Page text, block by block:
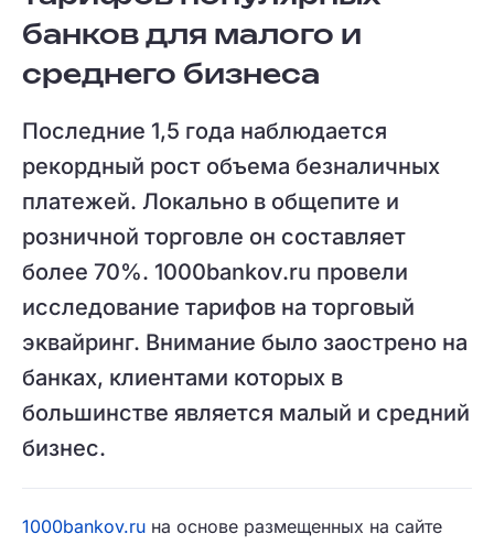
банков для малого и
среднего бизнеса
Последние 1,5 года наблюдается
рекордный рост объема безналичных
платежей. Локально в общепите и
розничной торговле он составляет
более 70%. 1000bankov.ru провели
исследование тарифов на торговый
эквайринг. Внимание было заострено на
банках, клиентами которых в
большинстве является малый и средний
бизнес.
1000bankov.ru на основе размещенных на сайте